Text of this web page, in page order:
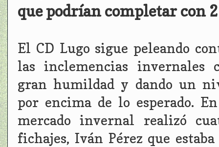
que podrían completar con
El CD Lugo sigue peleando
las inclemencias invernales
gran humildad y dando un
por encima de lo esperado.
mercado invernal realizó
fichajes, Iván Pérez que